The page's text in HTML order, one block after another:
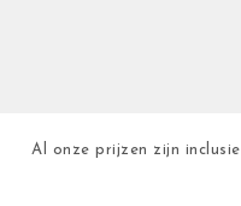
Al onze prijzen zijn